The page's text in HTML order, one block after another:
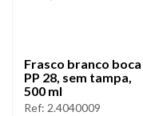
Frasco branco boca
PP 28, sem tampa,
500 ml
Ref: 2.4040009